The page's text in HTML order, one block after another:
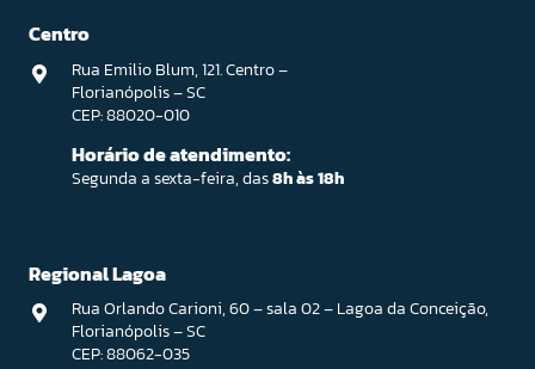
Centro
Rua Emilio Blum, 121. Centro –
Florianópolis – SC
CEP: 88020-010
Horário de atendimento:
Segunda a sexta-feira, das8h às 18h
Regional Lagoa
Rua Orlando Carioni, 60 – sala 02 – Lagoa da Conceição,
Florianópolis – SC
CEP: 88062-035